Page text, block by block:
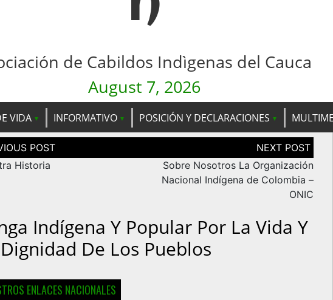
de Cabildos Indìgenas del Cauca
August 7, 2026
VIDA INFORMATIVO POSICIÓN Y DECLARACIONES
Historia
Sobre Nosotros La Organización
Nacional Indígena de Colombia –
ONIC
Indígena Y Popular Por La Vida Y
De Los Pueblos
ENLACES NACIONALES